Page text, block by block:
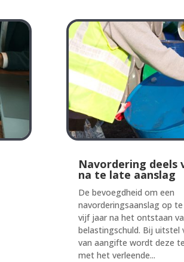
Navordering deels
na te late aanslag
De bevoegdheid om een
navorderingsaanslag op
vijf jaar na het ontstaan
belastingschuld. Bij uitstel
van aangifte wordt deze
met het verleende...